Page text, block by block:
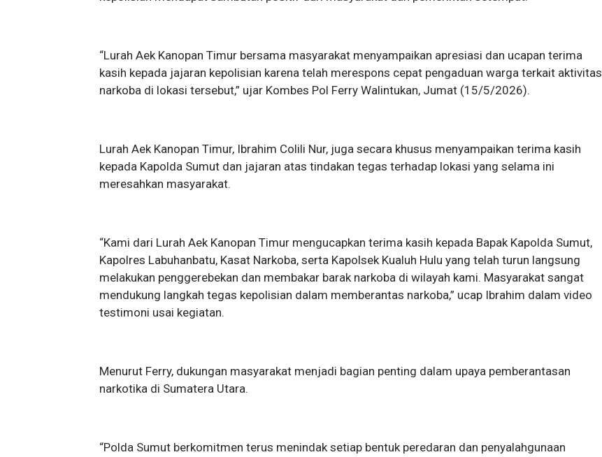
“Lurah Aek Kanopan Timur bersama masyarakat menyampaikan apresiasi dan ucapan terima
kasih kepada jajaran kepolisian karena telah merespons cepat pengaduan warga terkait aktivitas
narkoba di lokasi tersebut,” ujar Kombes Pol Ferry Walintukan, Jumat (15/5/2026).
Lurah Aek Kanopan Timur, Ibrahim Colili Nur, juga secara khusus menyampaikan terima kasih
kepada Kapolda Sumut dan jajaran atas tindakan tegas terhadap lokasi yang selama ini
meresahkan masyarakat.
“Kami dari Lurah Aek Kanopan Timur mengucapkan terima kasih kepada Bapak Kapolda Sumut,
Kapolres Labuhanbatu, Kasat Narkoba, serta Kapolsek Kualuh Hulu yang telah turun langsung
melakukan penggerebekan dan membakar barak narkoba di wilayah kami. Masyarakat sangat
mendukung langkah tegas kepolisian dalam memberantas narkoba,” ucap Ibrahim dalam video
testimoni usai kegiatan.
Menurut Ferry, dukungan masyarakat menjadi bagian penting dalam upaya pemberantasan
narkotika di Sumatera Utara.
“Polda Sumut berkomitmen terus menindak setiap bentuk peredaran dan penyalahgunaan